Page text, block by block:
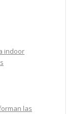
indoor
las